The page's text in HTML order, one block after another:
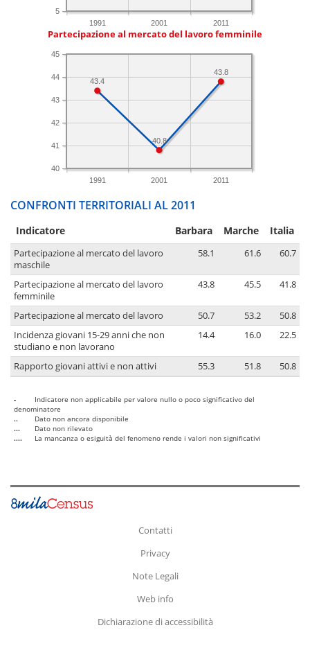
1991 2001 2011
5
Partecipazione al mercato del lavoro femminile
1991 2001 2011
40
41
42
43
44
45
43.8
40.8
43.4
CONFRONTI TERRITORIALI AL 2011
Indicatore Barbara Marche Italia
Partecipazione al mercato del lavoro
maschile
58.1 61.6 60.7
Partecipazione al mercato del lavoro
femminile
43.8 45.5 41.8
Partecipazione al mercato del lavoro 50.7 53.2
50.8
Incidenza giovani 15-29 anni che non
studiano e non lavorano
14.4 16.0 22.5
Rapporto giovani attivi e non attivi 55.3 51.8 50.8
-
Indicatore non applicabile per valore nullo o poco significativo del
denominatore
..
Dato non ancora disponibile
...
Dato non rilevato
....
La mancanza o esiguità del fenomeno rende i valori non significativi
Contatti
Privacy
Note Legali
Web info
Dichiarazione di accessibilità